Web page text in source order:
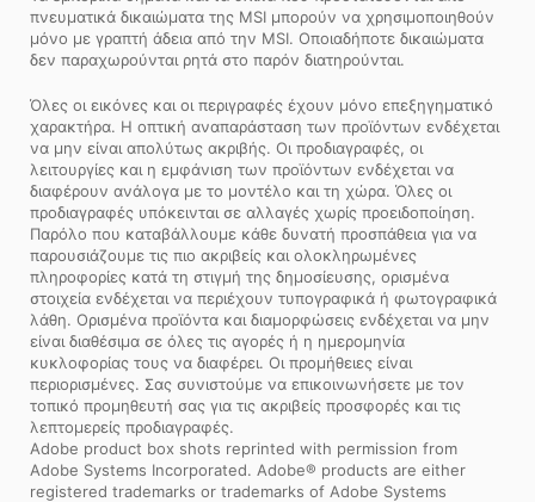
πνευματικά δικαιώματα της MSI μπορούν να χρησιμοποιηθούν
μόνο με γραπτή άδεια από την MSI. Οποιαδήποτε δικαιώματα
δεν παραχωρούνται ρητά στο παρόν διατηρούνται.
Όλες οι εικόνες και οι περιγραφές έχουν μόνο επεξηγηματικό
χαρακτήρα. Η οπτική αναπαράσταση των προϊόντων ενδέχεται
να μην είναι απολύτως ακριβής. Οι προδιαγραφές, οι
λειτουργίες και η εμφάνιση των προϊόντων ενδέχεται να
διαφέρουν ανάλογα με το μοντέλο και τη χώρα. Όλες οι
προδιαγραφές υπόκεινται σε αλλαγές χωρίς προειδοποίηση.
Παρόλο που καταβάλλουμε κάθε δυνατή προσπάθεια για να
παρουσιάζουμε τις πιο ακριβείς και ολοκληρωμένες
πληροφορίες κατά τη στιγμή της δημοσίευσης, ορισμένα
στοιχεία ενδέχεται να περιέχουν τυπογραφικά ή φωτογραφικά
λάθη. Ορισμένα προϊόντα και διαμορφώσεις ενδέχεται να μην
είναι διαθέσιμα σε όλες τις αγορές ή η ημερομηνία
κυκλοφορίας τους να διαφέρει. Οι προμήθειες είναι
περιορισμένες. Σας συνιστούμε να επικοινωνήσετε με τον
τοπικό προμηθευτή σας για τις ακριβείς προσφορές και τις
λεπτομερείς προδιαγραφές.
Adobe product box shots reprinted with permission from
Adobe Systems Incorporated. Adobe® products are either
registered trademarks or trademarks of Adobe Systems